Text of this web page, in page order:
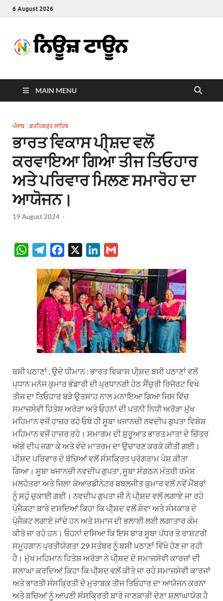
6 August 2026
Town
MAIN MENU
ਪੰਜਾਬ/ ਫ਼ਤਹਿਗੜ੍ਹ ਸਾਹਿਬ
ਭਾਰਤ ਵਿਕਾਸ ਪੀ੍ਸ਼ਦ ਵਲੋਂ
ਕਰਵਾਇਆ ਗਿਆ ਤੀਜ ਤਿਓਹਾਰ
ਅਤੇ ਪਰਿਵਾਰ ਮਿਲਣ ਸਮਾਰੋਹ ਦਾ
ਆਯੋਜਨ।
19 August 2024 -
W
l
e
g
r
a
m
c
e
b
o
o
k
n
k
e
d
I
n
a
i
l
ਬਸੀ ਪਠਾਣਾਂ , ਉਦੇ ਧੀਮਾਨ : ਭਾਰਤ ਵਿਕਾਸ ਪੀ੍ਸ਼ਦ ਬਸੀ ਪਠਾਣਾਂ ਵਲੋਂ
ਪ੍ਧਾਨ ਮਨੋਜ ਕੁਮਾਰ ਭੰਡਾਰੀ ਦੀ ਪ੍ਰਧਾਨਗੀ ਹੇਠ ਸੈਂਚੁਰੀ ਰਿਜੋਰਟ ਵਿਖੇ
ਤੀਜ ਦਾ ਤਿਓਹਾਰ ਬੜੇ ਉਤਸਾਹ ਨਾਲ ਮਨਾਇਆ ਗਿਆ ਜਿਸ ਵਿੱਚ
ਸਮਾਜਸੇਵੀ ਹਿਤੇਸ਼ ਅਰੋੜਾ ਅਤੇ ਓਹਨਾਂ ਦੀ ਪਤਨੀ ਨਿਧੀ ਅਰੋੜਾ ਮੁੱਖ
ਮਹਿਮਾਨ ਵਜੋਂ ਹਾਜ਼ਰ ਰਹੇ ਓਥੇ ਹੀ ਸੂਬਾ ਖਜਾਨਚੀ ਨਵਦੀਪ ਗੁਪਤਾ ਵਿਸ਼ੇਸ਼
ਮਹਿਮਾਨ ਵਜੋਂ ਹਾਜ਼ਰ ਰਹੇ। ਸਮਾਗਮ ਦੀ ਸ਼ੁਰੂਆਤ ਭਾਰਤ ਮਾਤਾ ਦੇ ਚਿੱਤਰ
ਅੱਗੇ ਦੀਪ ਜਗਾ ਕੇ ਅਤੇ ਵੰਦੇ ਮਾਤਰਮ ਦਾ ਉਚਾਰਣ ਕਰਕੇ ਕੀਤੀ ਗਈ।
ਪੀ੍ਸ਼ਦ ਪਰਿਵਾਰ ਦੇ ਬੱਚਿਆਂ ਵਲੋਂ ਸੰਸਕ੍ਰਿਤ ਪ੍ਰੋਗਰਾਮ ਪੇਸ਼ ਕੀਤਾ
ਗਿਆ। ਸੂਬਾ ਖਜਾਨਚੀ ਨਵਦੀਪ ਗੁਪਤਾ, ਸੂਬਾ ਸੰਗਠਨ ਮੰਤਰੀ ਰਮੇਸ਼
ਮਲਹੋਤਰਾ ਅਤੇ ਜਿਲਾ ਕੋਆਰਡੀਨੇਟਰ ਬਬਲਜੀਤ ਕੁਮਾਰ ਵਲੋਂ ਨਵੇਂ ਮੈਂਬਰਾਂ
ਨੂੰ ਸਹੁੰ ਚੁਕਾਈ ਗਈ। ਨਵਦੀਪ ਗੁਪਤਾ ਜੀ ਨੇ ਪੀ੍ਸ਼ਦ ਵਲੋਂ ਲਗਾਏ ਜਾ ਰਹੇ
ਪੋ੍ਜੈਕਟਾ ਬਾਰੇ ਦਸਦਿਆਂ ਕਿਹਾ ਕਿ ਪੀ੍ਸ਼ਦ ਵਲੋਂ ਸੇਵਾ ਅਤੇ ਸੰਸਕਾਰ ਦੇ
ਪੋ੍ਜੈਕਟ ਲਗਾਏ ਜਾਂਦੇ ਹਨ ਅਤੇ ਸਮਾਜ ਦੀ ਭਲਾਈ ਲਈ ਲਗਾਤਾਰ ਕੰਮ
ਕੀਤੇ ਜਾ ਰਹੇ ਹਨ। ਓਹਨਾਂ ਦਸਿਆ ਕਿ ਇਸ ਬਾਰ ਸੂਬਾ ਪੱਧਰ ਤੇ ਰਾਸ਼ਟਰੀ
ਸਮੂਹਗਾਨ ਪ੍ਰਤੀਯੋਗਤਾ 29 ਸਤੰਬਰ ਨੂੰ ਬਸੀ ਪਠਾਣਾਂ ਵਿੱਖੇ ਹੋਣ ਜਾ ਰਹੀ
ਹੈ। ਮੁੱਖ ਮਹਿਮਾਨ ਹਿਤੇਸ਼ ਅਰੋੜਾ ਨੇ ਪੀ੍ਸ਼ਦ ਦੇ ਸਮਾਜਸੇਵੀ ਕਾਰਜਾਂ ਦੀ
ਸ਼ਲਾਘਾ ਕਰਦਿਆਂ ਕਿਹਾ ਕਿ ਪੀ੍ਸ਼ਦ ਵਲੋਂ ਕੀਤੇ ਜਾ ਰਹੇ ਸਮਾਜਸੇਵੀ ਕਾਰਜਾਂ
ਅਤੇ ਭਾਰਤੀ ਸੰਸਕ੍ਰਿਤੀ ਦੇ ਮੁਤਾਬਕ ਤੀਜ ਤਿਓਹਾਰ ਦਾ ਆਯੋਜਨ ਕਰਨਾ
ਅਤੇ ਬਚਿਆਂ ਨੂੰ ਆਪਣੀ ਸੰਸਕ੍ਰਿਤੀ ਬਾਰੇ ਜਾਣਕਾਰੀ ਦੇਣਾ ਸ਼ਲਾਘਾਯੋਗ ਹੈ